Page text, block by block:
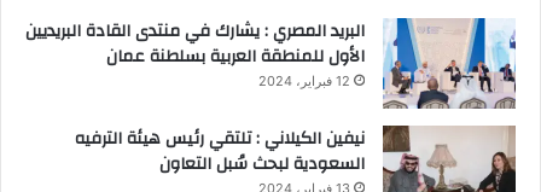
البريد المصري : يشارك في منتدى القادة البريديين
الأول للمنطقة العربية بسلطنة عمان
12 فبراير، 2024
نيفين الكيلاني : تلتقي رئيس هيئة الترفيه
السعودية لبحث سُبل التعاون